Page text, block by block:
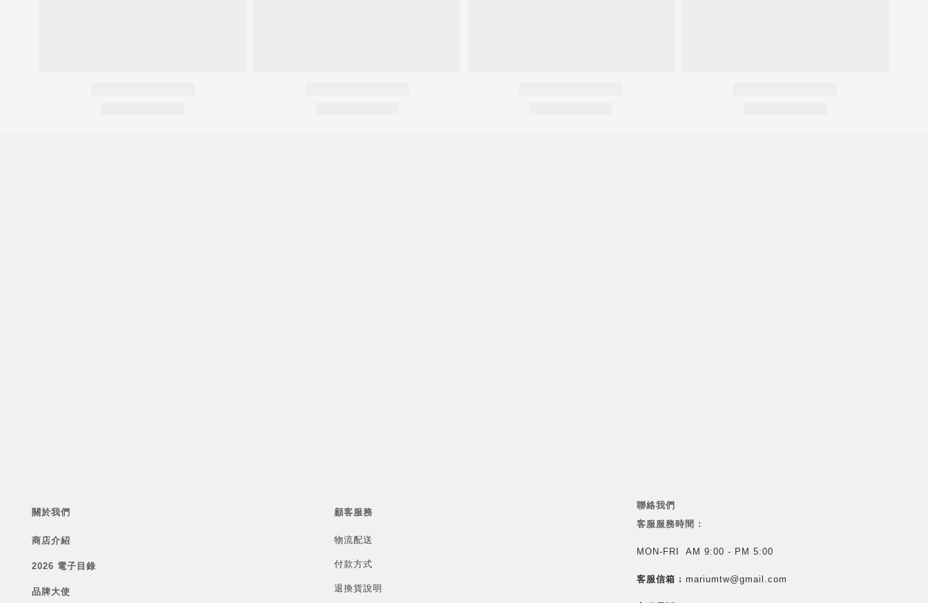
關於我們
商店介紹
2026 電子目錄
品牌大使
顧客服務
物流配送
付款方式
退換貨說明
聯絡我們
客服服務時間 :
MON-FRI AM 9:00 - PM 5:00
客服信箱 : mariumtw@gmail.com